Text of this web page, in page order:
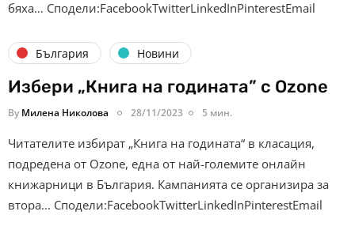
бяха… Сподели:FacebookTwitterLinkedInPinterestEmail
България Новини
Избери „Книга на годината” с Ozone
By Милена Николова 28/11/2023 5 мин.
Читателите избират „Книга на годината“ в класация,
подредена от Ozone, една от най-големите онлайн
книжарници в България. Кампанията се организира за
втора… Сподели:FacebookTwitterLinkedInPinterestEmail